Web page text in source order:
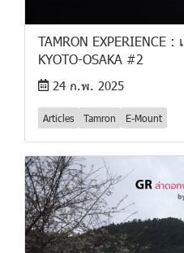
TAMRON EXPERIENCE
KYOTO-OSAKA #2
24 ก.พ. 2025
Articles Tamron E-Mount